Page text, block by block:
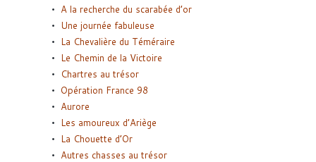
A la recherche du scarabée d’or
Une journée fabuleuse
La Chevalière du Téméraire
Le Chemin de la Victoire
Chartres au trésor
Opération France 98
Aurore
Les amoureux d’Ariège
La Chouette d’Or
Autres chasses au trésor